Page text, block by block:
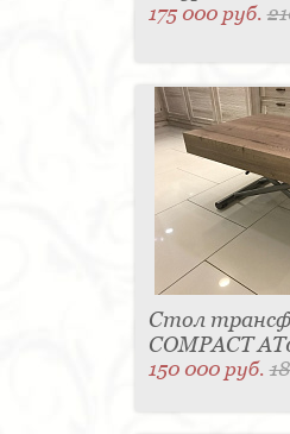
175 000 руб.
Стол
COMPACT
150 000 руб.